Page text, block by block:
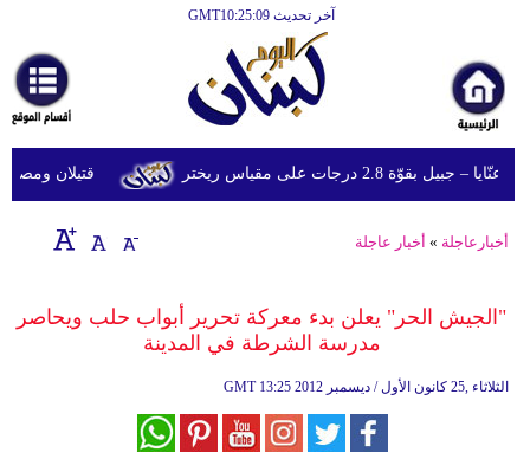
آخر تحديث GMT10:25:09
أخبارعاجلة
رياضة
ثقافة
إقتصاد
وموسيقى
قتيلان ومصابون جراء 14 غارة إسرائيلية على 2.8 درجات على مقياس ريختر
أخبارعاجلة » أخبار عاجلة
"الجيش الحر" يعلن بدء معركة تحرير أبواب حلب ويحاصر
مدرسة الشرطة في المدينة
GMT 13:25 2012 الثلاثاء ,25 كانون الأول / ديسمبر